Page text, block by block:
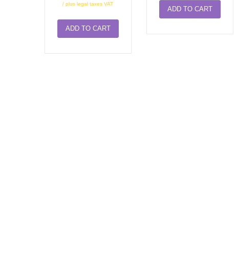
/ plus legal taxes VAT
ADD TO CART
ADD TO CART